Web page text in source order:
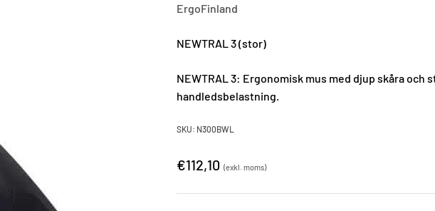
ErgoFinland
NEWTRAL 3 (stor)
NEWTRAL 3: Ergonomisk mus med djup skåra och
handledsbelastning.
SKU: N300BWL
€112,10 (exkl. moms)